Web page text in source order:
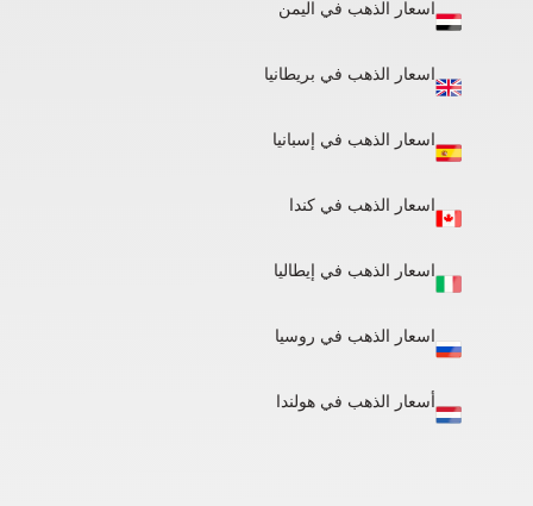
اسعار الذهب في اليمن
اسعار الذهب في بريطانيا
اسعار الذهب في إسبانيا
اسعار الذهب في كندا
اسعار الذهب في إيطاليا
اسعار الذهب في روسيا
أسعار الذهب في هولندا